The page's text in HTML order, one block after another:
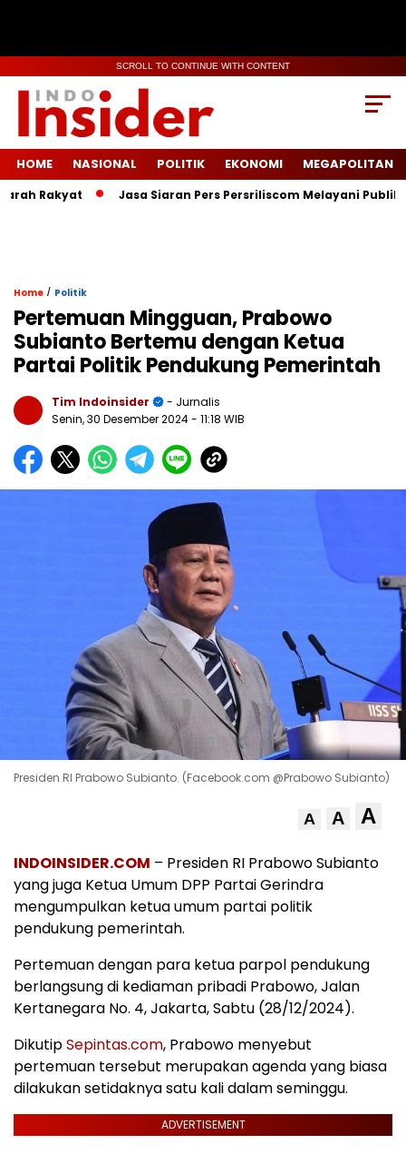
SCROLL TO CONTINUE WITH CONTENT
HOME NASIONAL POLITIK EKONOMI MEGAPOLITAN
Rakyat Jasa Siaran Pers Persriliscom Melayani Publikasi
Home / Politik
Pertemuan Mingguan, Prabowo
Subianto Bertemu dengan Ketua
Partai Politik Pendukung Pemerintah
Tim Indoinsider
- Jurnalis
Senin, 30 Desember 2024- 11:18 WIB
Presiden RI Prabowo Subianto. (Facebook.com @Prabowo Subianto)
A A A
INDOINSIDER.COM – Presiden RI Prabowo Subianto
yang juga Ketua Umum DPP Partai Gerindra
mengumpulkan ketua umum partai politik
pendukung pemerintah.
Pertemuan dengan para ketua parpol pendukung
berlangsung di kediaman pribadi Prabowo, Jalan
Kertanegara No. 4, Jakarta, Sabtu (28/12/2024).
DikutipSepintas.com, Prabowo menyebut
pertemuan tersebut merupakan agenda yang biasa
dilakukan setidaknya satu kali dalam seminggu.
ADVERTISEMENT